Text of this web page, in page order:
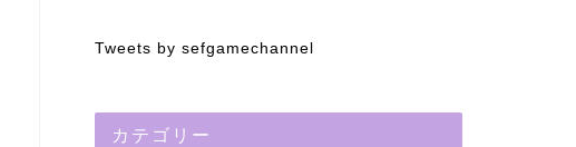
Tweets by sefgamechannel
カテゴリー